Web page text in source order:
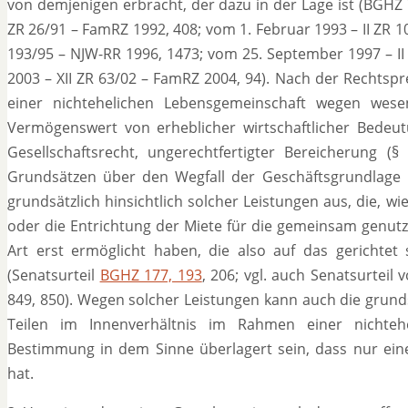
von demjenigen erbracht, der dazu in der Lage ist
ZR 26/91 – FamRZ 1992, 408; vom 1. Februar 1993 – II ZR
193/95 – NJW-RR 1996, 1473; vom 25. September 1997
2003 – XII ZR 63/02 – FamRZ 2004, 94). Nach der
einer nichtehelichen Lebensgemeinschaft wegen
Vermögenswert von erheblicher wirtschaftlicher
Gesellschaftsrecht, ungerechtfertigter Bereicherung
Grundsätzen über den Wegfall der
grundsätzlich hinsichtlich solcher Leistungen aus, die,
oder die Entrichtung der Miete für die gemeinsam
Art erst ermöglicht haben, die also auf das gerichtet
(Senatsurteil BGHZ 177, 193, 206; vgl. auch Senatsurteil
849, 850). Wegen solcher Leistungen kann auch die
Teilen im Innenverhältnis im Rahmen einer
Bestimmung in dem Sinne überlagert sein, dass nur
hat.